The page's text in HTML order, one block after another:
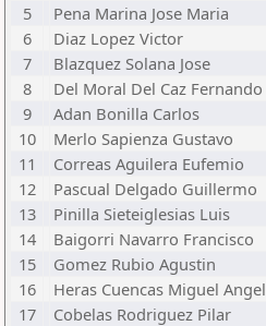
5
Pena Marina Jose Maria
6
Diaz Lopez Victor
7
Blazquez Solana Jose
8
Del Moral Del Caz Fernando
9
Adan Bonilla Carlos
10
Merlo Sapienza Gustavo
11
Correas Aguilera Eufemio
12
Pascual Delgado Guillermo
13
Pinilla Sieteiglesias Luis
14
Baigorri Navarro Francisco
15
Gomez Rubio Agustin
16
Heras Cuencas Miguel Angel
17
Cobelas Rodriguez Pilar